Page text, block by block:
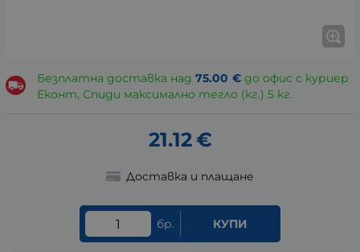
Безплатна доставка над 75.00 €до офис с куриер
Еконт, Спиди максимално тегло (кг.) 5 кг.
21.12€
Доставка и плащане
бр. КУПИ